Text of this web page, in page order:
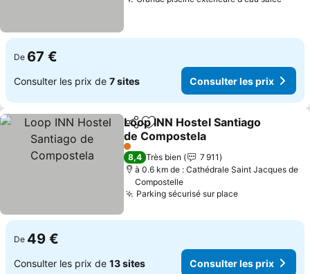
De 67 €
Consulter les prix de 7 sites Consulter les prix
PartagerAjouter à mes favoris
Loop INN Hostel Santiago
de Compostela
1 Étoiles
8,4 Très bien
7 911
à 0.6 km de : Cathédrale Saint Jacques de
Compostelle
Parking sécurisé sur place
De 49 €
Consulter les prix de 13 sites Consulter les prix